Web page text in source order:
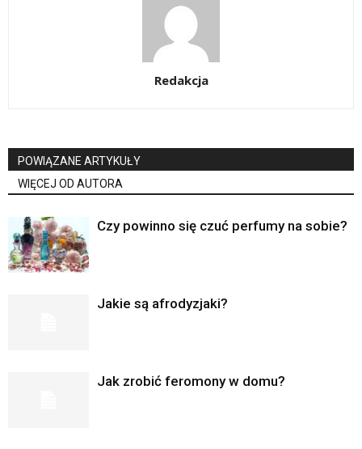
Redakcja
POWIĄZANE ARTYKUŁY
WIĘCEJ OD AUTORA
Czy powinno się czuć perfumy na sobie?
Jakie są afrodyzjaki?
Jak zrobić feromony w domu?